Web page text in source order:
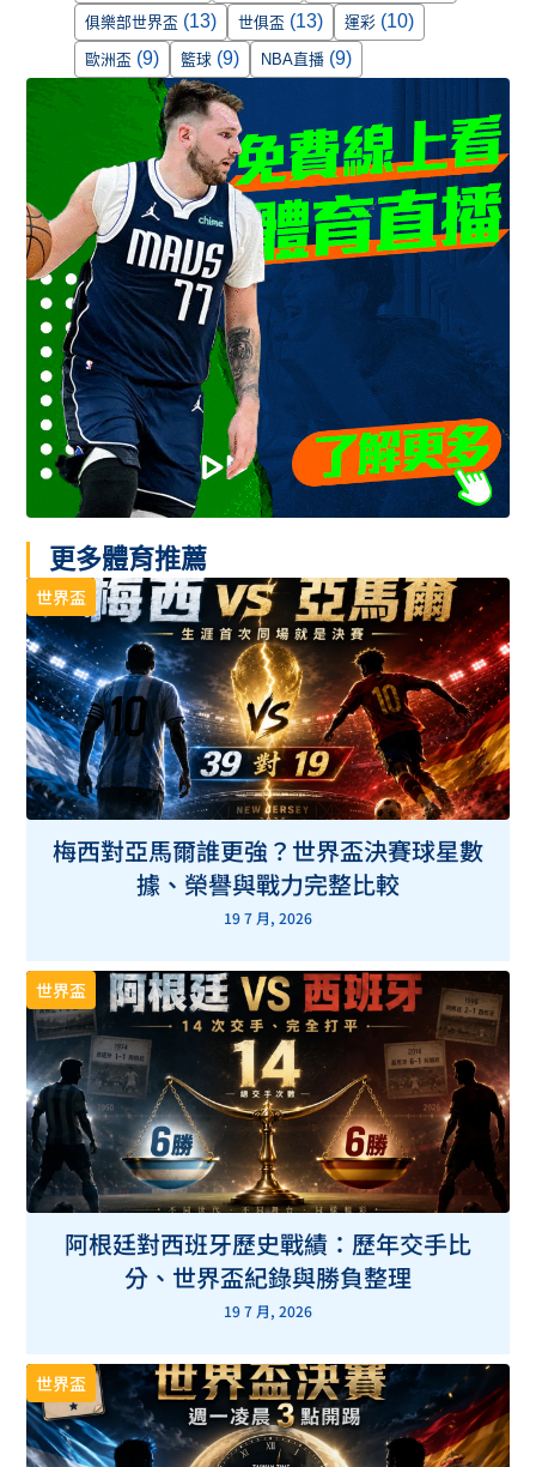
俱樂部世界盃 (13) 世俱盃 (13) 運彩 (10)
歐洲盃 (9) 籃球 (9) NBA直播 (9)
更多體育推薦
世界盃
梅西對亞馬爾誰更強？世界盃決賽球星數
據、榮譽與戰力完整比較
19 7 月, 2026
世界盃
阿根廷對西班牙歷史戰績：歷年交手比
分、世界盃紀錄與勝負整理
19 7 月, 2026
世界盃